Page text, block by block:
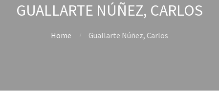
GUALLARTE NÚÑEZ, CARLOS
Home Guallarte Núñez, Carlos